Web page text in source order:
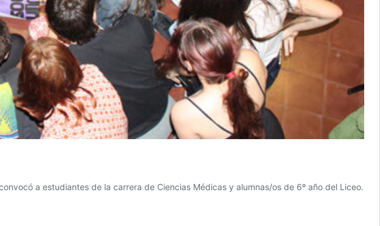
a estudiantes de la carrera de Ciencias Médicas y alumnas/os de 6º año del Liceo.